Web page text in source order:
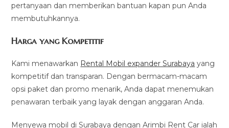
pertanyaan dan memberikan bantuan kapan pun Anda
membutuhkannya.
Harga yang Kompetitif
Kami menawarkan Rental Mobil expander Surabaya yang
kompetitif dan transparan. Dengan bermacam-macam
opsi paket dan promo menarik, Anda dapat menemukan
penawaran terbaik yang layak dengan anggaran Anda.
Menyewa mobil di Surabaya dengan Arimbi Rent Car ialah